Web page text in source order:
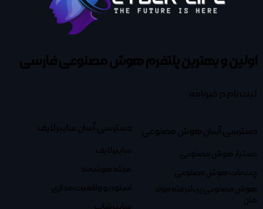
اولین و بهترین پلتفرمهوش مصنوعی فارسی
ثبت نام در خبرنامه
دسترسی آسان هوش مصنوعی
دستیار هوش مصنوعی
چت بات هوش مصنوعی
هوش مصنوعی پیشرفته مولد
متن
دسترسی آسان سایبرلایف
سایبرلایف
مجله هوشمند
استودیو واقعیت مجازی
سایبرشاپ